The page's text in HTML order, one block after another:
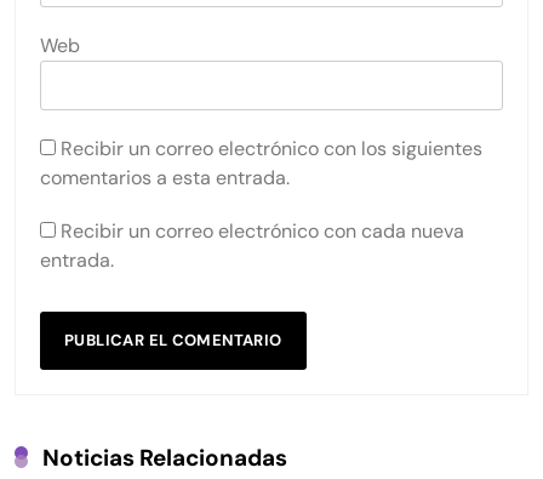
Web
Recibir un correo electrónico con los siguientes
comentarios a esta entrada.
Recibir un correo electrónico con cada nueva
entrada.
Noticias Relacionadas